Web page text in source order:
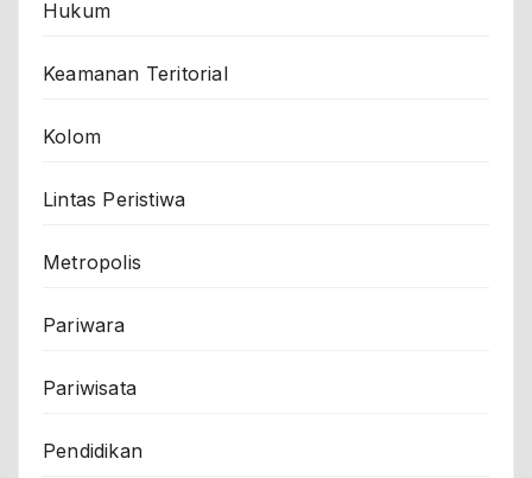
Hukum
Keamanan Teritorial
Kolom
Lintas Peristiwa
Metropolis
Pariwara
Pariwisata
Pendidikan